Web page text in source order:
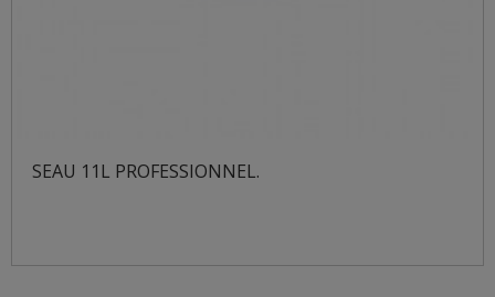
SEAU 11L PROFESSIONNEL.